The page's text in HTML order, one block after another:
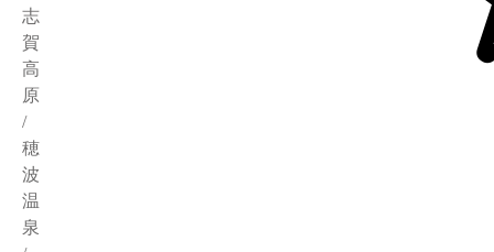
志
賀
高
原
/
穂
波
温
泉